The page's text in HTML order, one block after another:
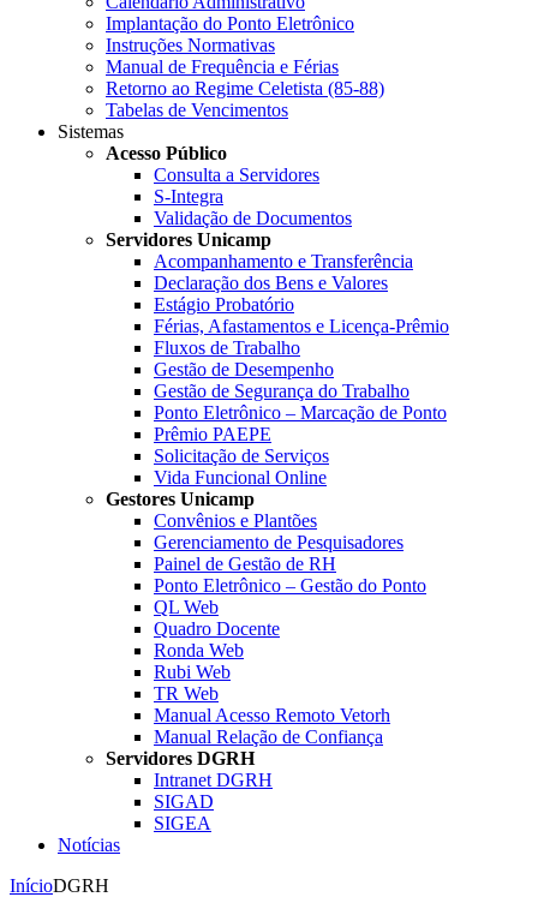
Implantação do Ponto Eletrônico
Instruções Normativas
Manual de Frequência e Férias
Retorno ao Regime Celetista (85-88)
Tabelas de Vencimentos
Sistemas
Acesso Público
Consulta a Servidores
S-Integra
Validação de Documentos
Servidores Unicamp
Acompanhamento e Transferência
Declaração dos Bens e Valores
Estágio Probatório
Férias, Afastamentos e Licença-Prêmio
Fluxos de Trabalho
Gestão de Desempenho
Gestão de Segurança do Trabalho
Ponto Eletrônico – Marcação de Ponto
Prêmio PAEPE
Solicitação de Serviços
Vida Funcional Online
Gestores Unicamp
Convênios e Plantões
Gerenciamento de Pesquisadores
Painel de Gestão de RH
Ponto Eletrônico – Gestão do Ponto
QL Web
Quadro Docente
Ronda Web
Rubi Web
TR Web
Manual Acesso Remoto Vetorh
Manual Relação de Confiança
Servidores DGRH
Intranet DGRH
SIGAD
SIGEA
Notícias
InícioDGRH